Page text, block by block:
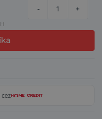
- +